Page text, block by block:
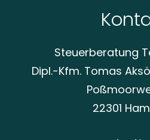
Steuerberatung
Dipl.-Kfm. Tomas
22301